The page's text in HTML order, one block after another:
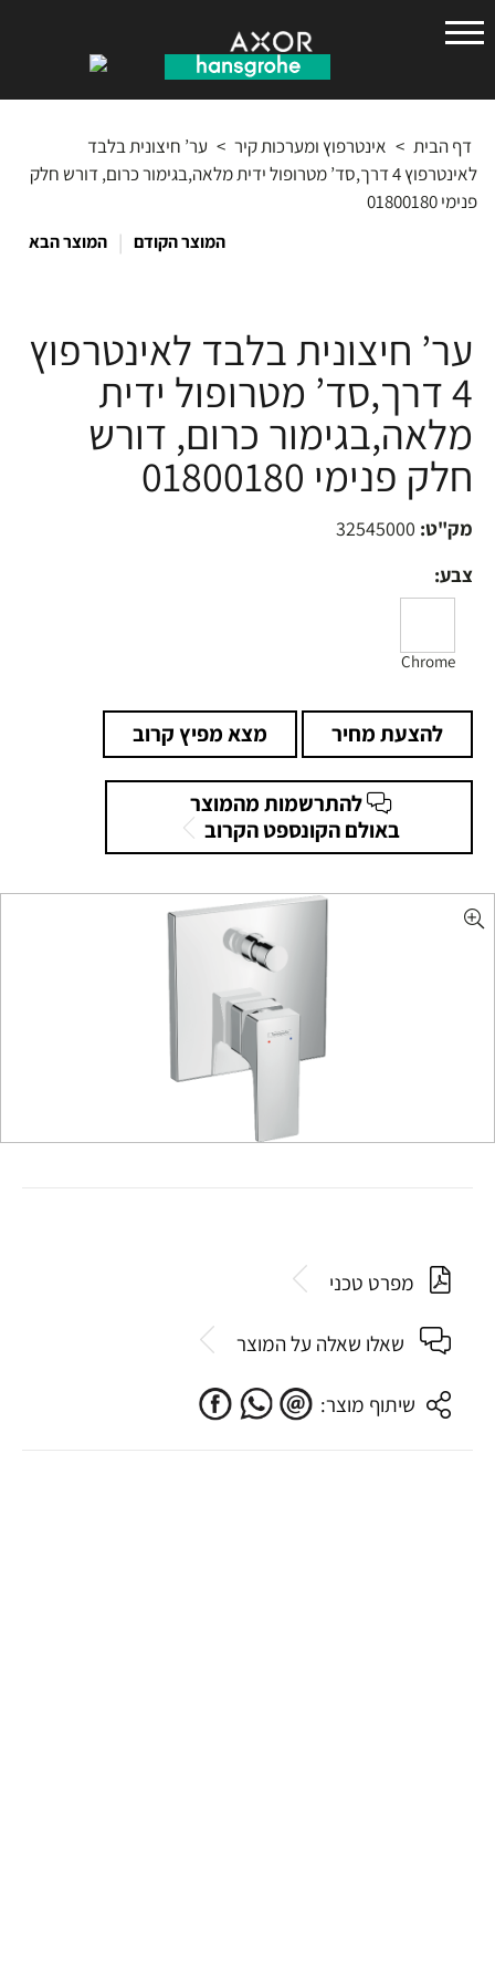
גרואה
דף הבית > אינטרפוץ ומערכות קיר > ער’ חיצונית בלבד
לאינטרפוץ 4 דרך,סד’ מטרופול ידית מלאה,בגימור כרום, דורש חלק
פנימי 01800180
המוצר הקודם | המוצר הבא
ער’ חיצונית בלבד לאינטרפוץ
4 דרך,סד’ מטרופול ידית
מלאה,בגימור כרום, דורש
חלק פנימי 01800180
מק"ט: 32545000
צבע:
Chrome
להצעת מחיר מצא מפיץ קרוב
להתרשמות מהמוצר
באולם הקונספט הקרוב
מפרט טכני
שאלו שאלה על המוצר
שיתוף מוצר: